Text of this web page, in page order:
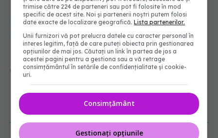
cancer medical prostata doza de sanatate eric braeden
tanar si nelinistit
Urmărește-ne și pe Google News -
abonează‑te!
NOUTĂȚI
trimise către 224 de parteneri sau pot fi folosite în mod
specific de acest site. Noi și partenerii noștri putem folosi
date exacte de localizare geografică.Lista partenerilor.
Unii furnizori vă pot prelucra datele cu caracter personal în
interes legitim, față de care puteți obiecta prin gestionarea
opțiunilor de mai jos. Căutați un link în partea de jos a
acestei pagini pentru a gestiona sau a vă retrage
consimțământul în setările de confidențialitate și cookie-
uri.
Consimțământ
Gestionați opțiunile